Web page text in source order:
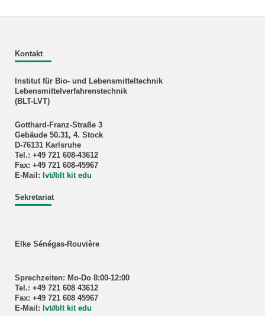
Kontakt
Institut für Bio- und Lebensmitteltechnik
Lebensmittelverfahrenstechnik
(BLT-LVT)
Gotthard-Franz-Straße 3
Gebäude 50.31, 4. Stock
D-76131 Karlsruhe
Tel.: +49 721 608-43612
Fax: +49 721 608-45967
E-Mail:
lvt∂blt kit edu
Sekretariat
Elke Sénégas-Rouvière
Sprechzeiten: Mo-Do 8:00-12:00
Tel.: +49 721 608 43612
Fax: +49 721 608 45967
E-Mail:
lvt∂blt kit edu